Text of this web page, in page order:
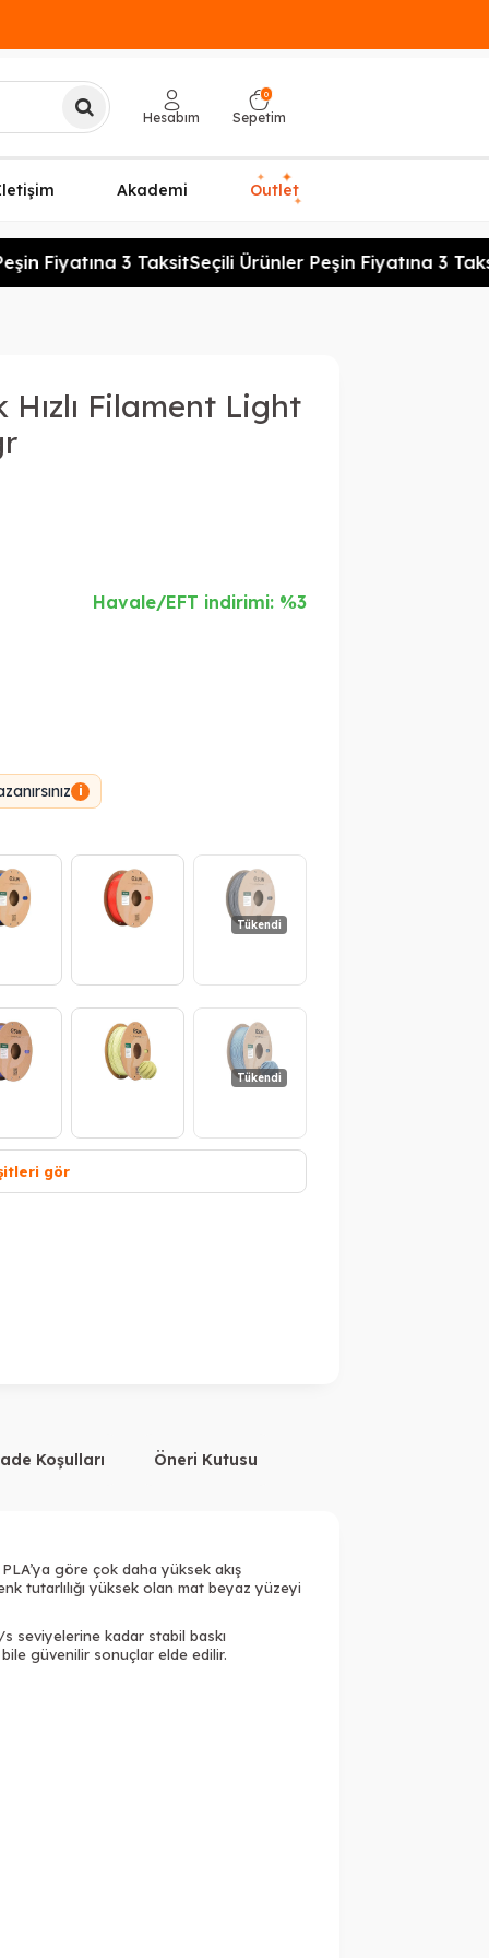
Hesabım
0
Sepetim
Akademi Outlet
✦ ✦
✦
Fiyatına 3 TaksitSeçili Ürünler Peşin Fiyatına 3 Taksit
Hızlı Filament Light
Havale/EFT indirimi: %3
i
Tükendi
Tükendi
gör
Koşulları Öneri Kutusu
göre çok daha yüksek akış
tutarlılığı yüksek olan mat beyaz yüzeyi
seviyelerine kadar stabil baskı
güvenilir sonuçlar elde edilir.